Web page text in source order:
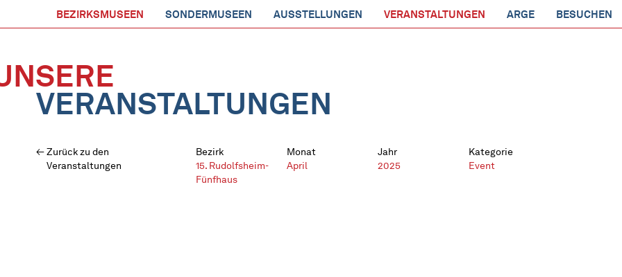
BEZIRKSMUSEEN SONDERMUSEEN AUSSTELLUNGEN VERANSTALTUNGEN ARGE BESUCHEN
VERANSTALTUNGEN
Zurück zu den
Veranstaltungen
Bezirk
15. Rudolfsheim-
Fünfhaus
Monat
April
Jahr
2025
Kategorie
Event